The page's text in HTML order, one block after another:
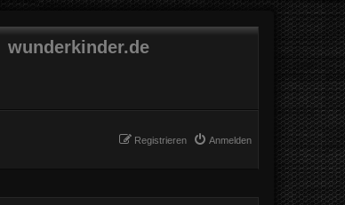
wunderkinder.de
Anmelden
Registrieren